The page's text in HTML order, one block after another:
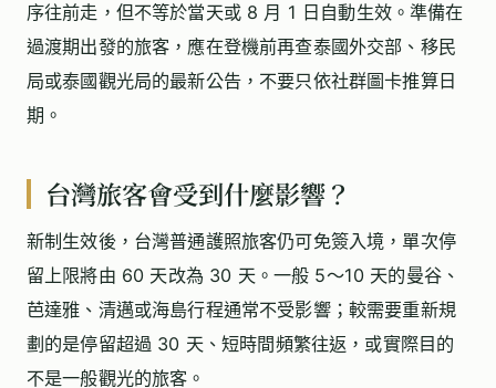
序往前走，但不等於當天或 8 月 1 日自動生效。準備在
過渡期出發的旅客，應在登機前再查泰國外交部、移民
局或泰國觀光局的最新公告，不要只依社群圖卡推算日
期。
台灣旅客會受到什麼影響？
新制生效後，台灣普通護照旅客仍可免簽入境，單次停
留上限將由 60 天改為 30 天。一般 5～10 天的曼谷、
芭達雅、清邁或海島行程通常不受影響；較需要重新規
劃的是停留超過 30 天、短時間頻繁往返，或實際目的
不是一般觀光的旅客。